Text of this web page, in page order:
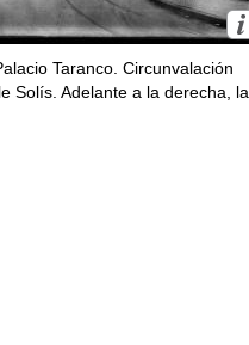
Taranco. Circunvalación
Solís. Adelante a la derecha, la